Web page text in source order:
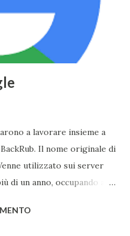
Apple per
a lavorare insieme a
Il nome originale di
utilizzato sui server
di un anno, occupando alla
maggiore di Google è